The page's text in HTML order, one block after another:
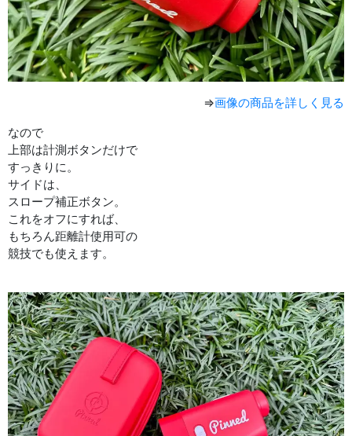
⇒画像の商品を詳しく見る
なので
上部は計測ボタンだけで
すっきりに。
サイドは、
スロープ補正ボタン。
これをオフにすれば、
もちろん距離計使用可の
競技でも使えます。